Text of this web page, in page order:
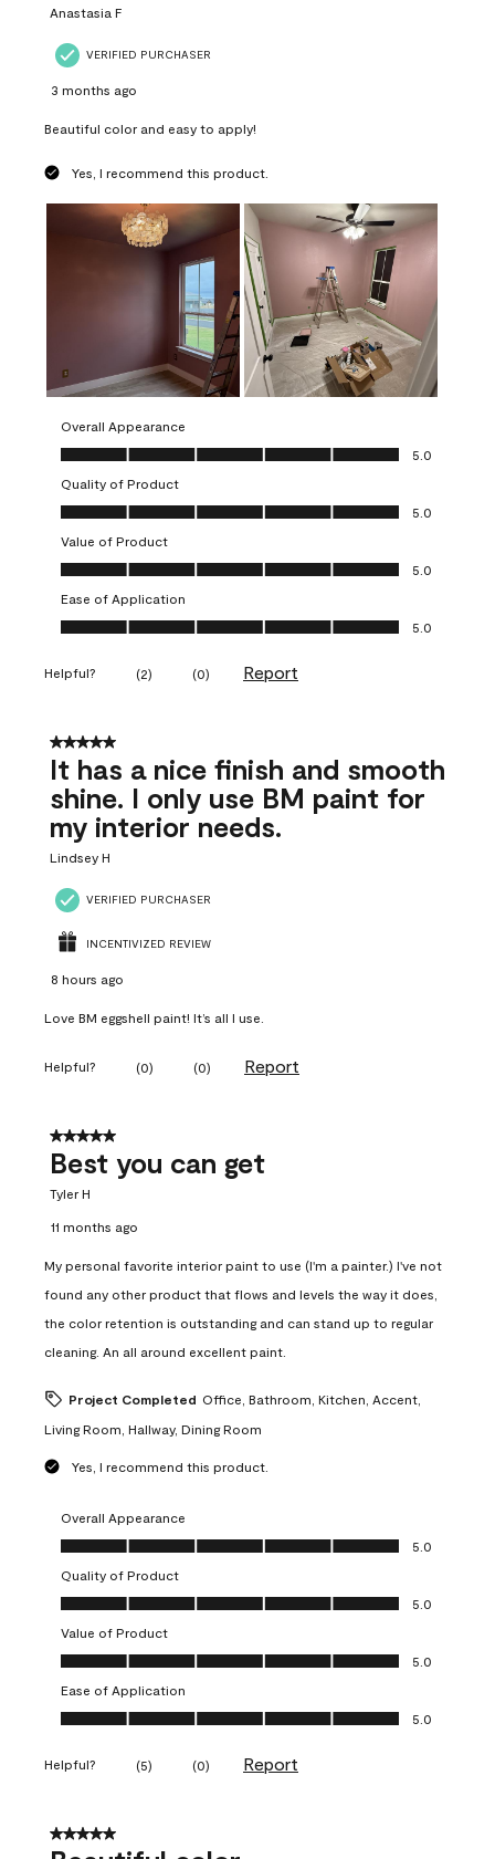
Anastasia F
VERIFIED PURCHASER
3 months ago
Beautiful color and easy to apply!
Yes, I recommend this product.
Overall Appearance
Overall Appearance, 5.0 out of 5
5.0
Quality of Product
Quality of Product, 5.0 out of 5
5.0
Value of Product
Value of Product, 5.0 out of 5
5.0
Ease of Application
Ease of Application, 5.0 out of 5
5.0
Helpful? (2) (0) Report
5 out of 5 stars.
It has a nice finish and smooth
shine. I only use BM paint for
my interior needs.
Lindsey H
VERIFIED PURCHASER
INCENTIVIZED REVIEW
8 hours ago
Love BM eggshell paint! It’s all I use.
Helpful? (0) (0) Report
5 out of 5 stars.
Best you can get
Tyler H
11 months ago
My personal favorite interior paint to use (I'm a painter.) I've not
found any other product that flows and levels the way it does,
the color retention is outstanding and can stand up to regular
cleaning. An all around excellent paint.
Project Completed Office, Bathroom, Kitchen, Accent,
Living Room, Hallway, Dining Room
Yes, I recommend this product.
Overall Appearance
Overall Appearance, 5.0 out of 5
5.0
Quality of Product
Quality of Product, 5.0 out of 5
5.0
Value of Product
Value of Product, 5.0 out of 5
5.0
Ease of Application
Ease of Application, 5.0 out of 5
5.0
Helpful? (5) (0) Report
5 out of 5 stars.